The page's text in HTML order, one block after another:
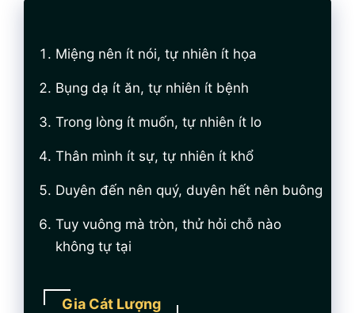
Miệng nên ít nói, tự nhiên ít họa
Bụng dạ ít ăn, tự nhiên ít bệnh
Trong lòng ít muốn, tự nhiên ít lo
Thân mình ít sự, tự nhiên ít khổ
Duyên đến nên quý, duyên hết nên buông
Tuy vuông mà tròn, thử hỏi chỗ nào
không tự tại
Gia Cát Lượng